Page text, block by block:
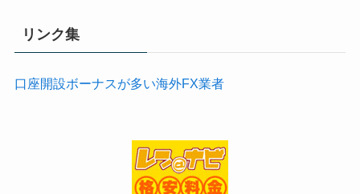
リンク集
口座開設ボーナスが多い海外FX業者